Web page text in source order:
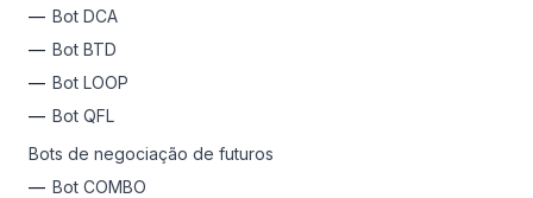
Bot DCA
Bot BTD
Bot LOOP
Bot QFL
Bots de negociação de futuros
Bot COMBO